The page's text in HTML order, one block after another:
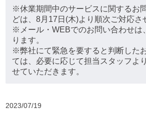
※休業期間中のサービスに関するお
どは、8月17日(木)より順次ご対応さ
※メール・WEBでのお問い合わせは
ります。
※弊社にて緊急を要すると判断した
ては、必要に応じて担当スタッフよ
せていただきます。
2023/07/19